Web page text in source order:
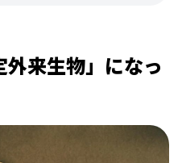
来生物」になっ